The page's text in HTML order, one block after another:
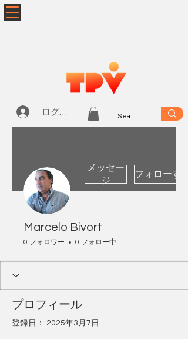
ログイン
メッセー
ジ
フォローする
Marcelo Bivort
0 フォロワー 0 フォロー中
プロフィール
登録日： 2025年3月7日